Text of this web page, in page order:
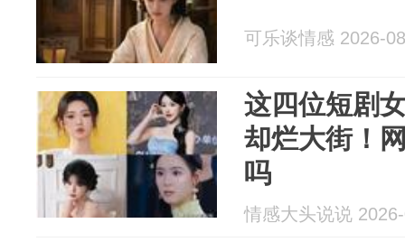
可乐谈情感 2026-
这四位短剧
却烂大街！
吗
情感大头说说